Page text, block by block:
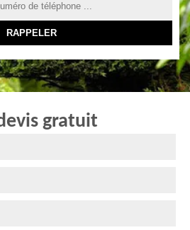
gratuit